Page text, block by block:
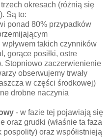
okresach (różnią się
Są to:
ponad 80% przypadków
takich czynników
gorące posiłki, ostre
Stopniowo zaczerwienienie
obserwujemy trwały
w części środkowej)
drobne naczynia
- w fazie tej pojawiają się
oraz grudki (właśnie ta faza
oraz współistnieją